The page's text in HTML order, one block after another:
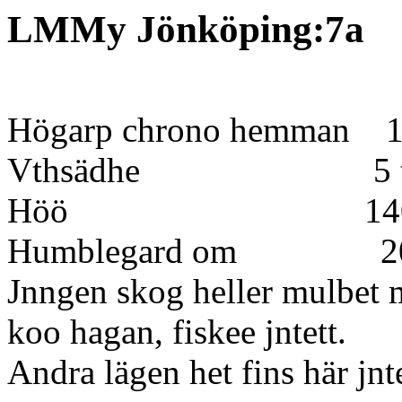
LMMy Jönköping:7a
Högarp chrono hemman
Vthsädhe 5
Höö 140
Humblegard om
Jnngen skog heller mulbet
koo hagan, fiskee jntett.
Andra lägen het fins här